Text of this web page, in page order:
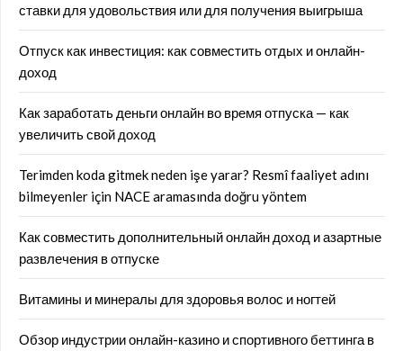
ставки для удовольствия или для получения выигрыша
Отпуск как инвестиция: как совместить отдых и онлайн-
доход
Как заработать деньги онлайн во время отпуска — как
увеличить свой доход
Terimden koda gitmek neden işe yarar? Resmî faaliyet adını
bilmeyenler için NACE aramasında doğru yöntem
Как совместить дополнительный онлайн доход и азартные
развлечения в отпуске
Витамины и минералы для здоровья волос и ногтей
Обзор индустрии онлайн-казино и спортивного беттинга в